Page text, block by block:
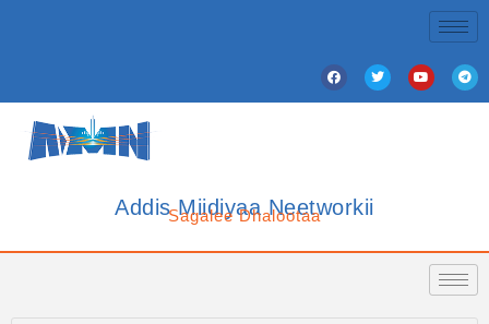
Addis Miidiyaa Neetworkii
Sagalee Dhalootaa